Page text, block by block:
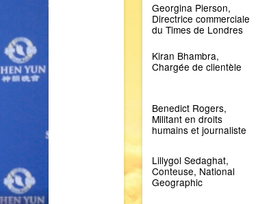
Georgina Pierson,
Directrice commerciale
du Times de Londres
Kiran Bhambra,
Chargée de clientèle
Benedict Rogers,
Militant en droits
humains et journaliste
Lillygol Sedaghat,
Conteuse, National
Geographic